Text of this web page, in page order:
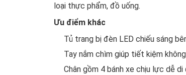
loại thực phẩm, đồ uống.
Ưu điểm khác
Tủ trang bị đèn LED chiếu sáng
Tay nắm chìm giúp tiết kiệm
Chân gồm 4 bánh xe chịu lực dễ di